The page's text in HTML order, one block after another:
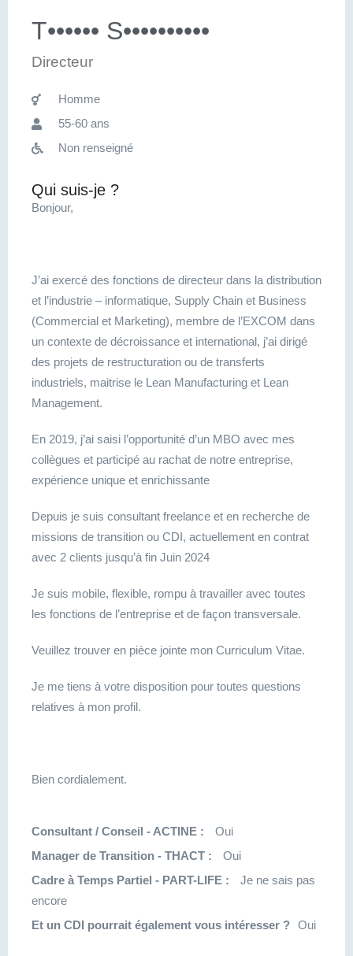
T•••••• S••••••••••
Directeur
Homme
55-60 ans
Non renseigné
Qui suis-je ?
Bonjour,
J’ai exercé des fonctions de directeur dans la distribution
et l’industrie – informatique, Supply Chain et Business
(Commercial et Marketing), membre de l’EXCOM dans
un contexte de décroissance et international, j’ai dirigé
des projets de restructuration ou de transferts
industriels, maitrise le Lean Manufacturing et Lean
Management.
En 2019, j’ai saisi l’opportunité d’un MBO avec mes
collègues et participé au rachat de notre entreprise,
expérience unique et enrichissante
Depuis je suis consultant freelance et en recherche de
missions de transition ou CDI, actuellement en contrat
avec 2 clients jusqu’à fin Juin 2024
Je suis mobile, flexible, rompu à travailler avec toutes
les fonctions de l’entreprise et de façon transversale.
Veuillez trouver en pièce jointe mon Curriculum Vitae.
Je me tiens à votre disposition pour toutes questions
relatives à mon profil.
Bien cordialement.
Consultant / Conseil - ACTINE :
Oui
Manager de Transition - THACT :
Oui
Cadre à Temps Partiel - PART-LIFE :
Je ne sais pas
encore
Et un CDI pourrait également vous intéresser ? Oui